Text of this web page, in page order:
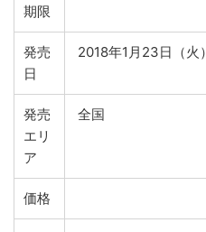
期限
発売
日
2018年1月23日（火）
発売
エリ
ア
全国
価格